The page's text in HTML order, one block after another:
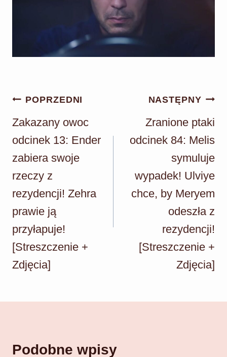
Nawigacja
wpisu
POPRZEDNI
Zakazany owoc
odcinek 13: Ender
zabiera swoje
rzeczy z
rezydencji! Zehra
prawie ją
przyłapuje!
[Streszczenie +
Zdjęcia]
NASTĘPNY
Zranione ptaki
odcinek 84: Melis
symuluje
wypadek! Ulviye
chce, by Meryem
odeszła z
rezydencji!
[Streszczenie +
Zdjęcia]
Podobne wpisy